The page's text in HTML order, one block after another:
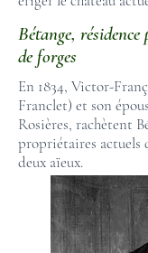
Bétange,
de forges
En 1834, Victor-
Franclet) et son
Rosières, rachètent
propriétaires actuels
deux aïeux.